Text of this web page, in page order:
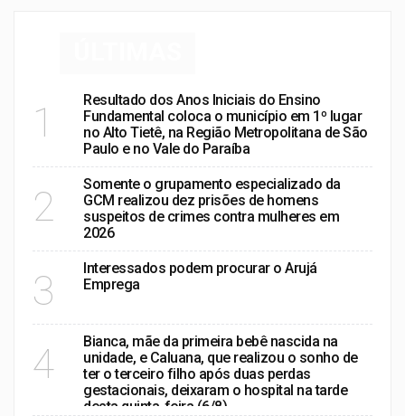
1
Resultado dos Anos Iniciais do Ensino
Fundamental coloca o município em 1º lugar
no Alto Tietê, na Região Metropolitana de São
Paulo e no Vale do Paraíba
2
Somente o grupamento especializado da
GCM realizou dez prisões de homens
suspeitos de crimes contra mulheres em
2026
3
Interessados podem procurar o Arujá
Emprega
4
Bianca, mãe da primeira bebê nascida na
unidade, e Caluana, que realizou o sonho de
ter o terceiro filho após duas perdas
gestacionais, deixaram o hospital na tarde
desta quinta-feira (6/8)